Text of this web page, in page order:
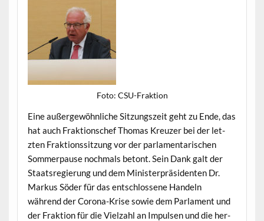
Foto: CSU-Frak­tion
Eine außergewöhn­liche Sitzungszeit geht zu Ende, das
hat auch Frak­tion­schef Thomas Kreuzer bei der let­
zten Frak­tion­ssitzung vor der par­la­men­tarischen
Som­mer­pause nochmals betont. Sein Dank galt der
Staat­sregierung und dem Min­is­ter­präsi­den­ten Dr.
Markus Söder für das entschlossene Han­deln
während der Coro­na-Krise sowie dem Par­la­ment und
der Frak­tion für die Vielzahl an Impulsen und die her­